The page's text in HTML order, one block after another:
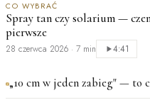
CO WYBRAĆ
Spray tan czy solarium —
pierwsze
28 czerwca 2026 · 7 min 4:41
„10 cm w jeden zabieg" — to